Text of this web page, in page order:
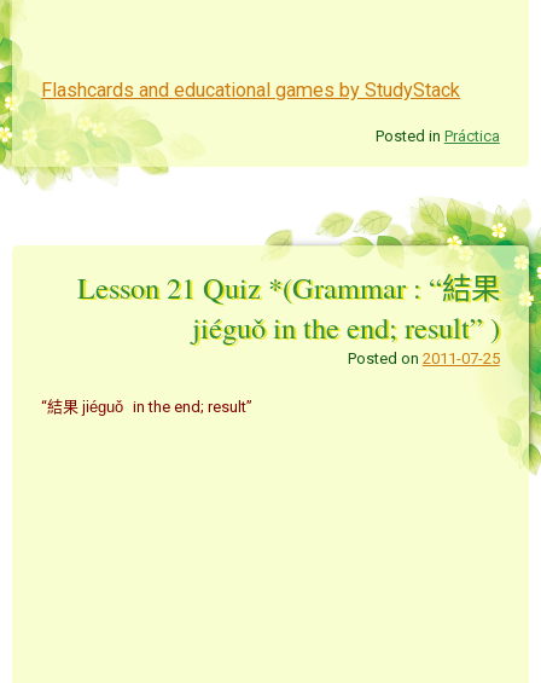
Flashcards and educational games by StudyStack
Posted in Práctica
Lesson 21 Quiz *(Grammar : “結果
jiéguǒ in the end; result” )
Posted on 2011-07-25
“結果jiéguǒin the end; result”